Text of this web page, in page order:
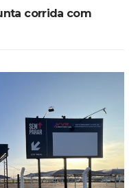
corrida com